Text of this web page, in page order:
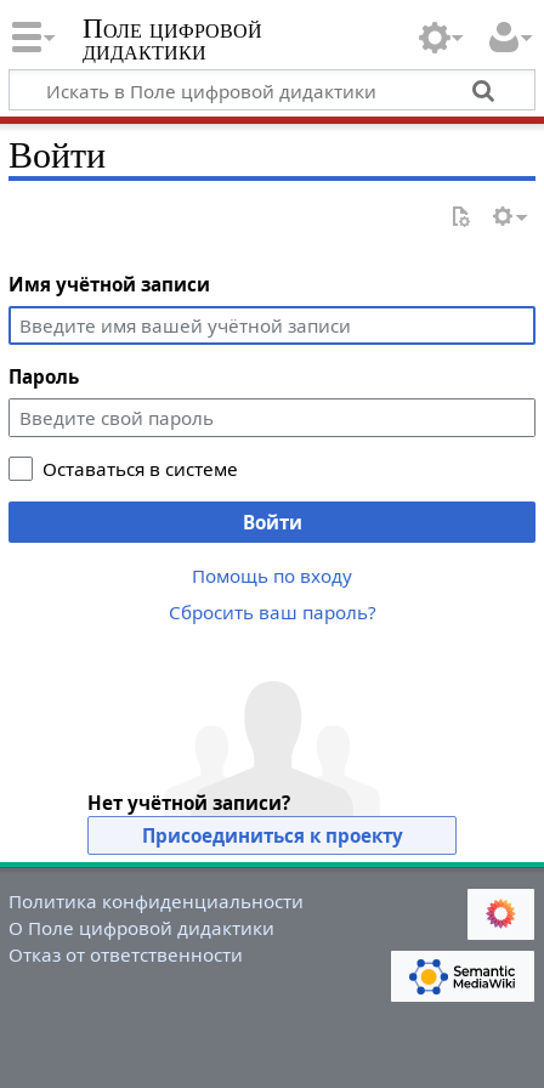
Поле цифровой
дидактики
Войти
Имя учётной записи
Пароль
Оставаться в системе
Войти
Помощь по входу
Сбросить ваш пароль?
Нет учётной записи?
Присоединиться к проекту
Политика конфиденциальности
О Поле цифровой дидактики
Отказ от ответственности